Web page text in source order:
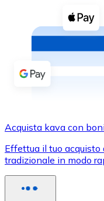
Buoni cripto
Acquista
Acquista con
Bonifico SEPA
Usa le carte Visa
Acquista con carta
Acquista kava con
Effettua il tuo
tradizionale in modo